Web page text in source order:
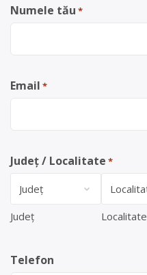
Numele tău *
Email *
Județ / Localitate *
Județ Localitate
Telefon